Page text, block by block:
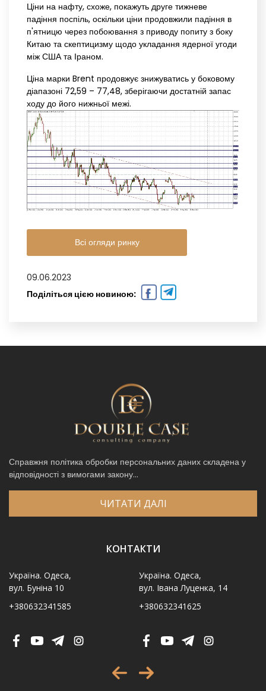
Ціни на нафту, схоже, покажуть друге тижневе
падіння поспіль, оскільки ціни продовжили падіння в
п'ятницю через побоювання з приводу попиту з боку
Китаю та скептицизму щодо укладання ядерної угоди
між США та Іраном.
Ціна марки Brent продовжує знижуватись у боковому
діапазоні 72,59 – 77,48, зберігаючи достатній запас
ходу до його нижньої межі.
Всі огляди ринку
09.06.2023
Поділіться цією новиною:
Справжня політика обробки персональних даних складена у
відповідності з вимогами закону...
ЧИТАТИ ДАЛІ
КОНТАКТИ
Україна. Одеса,
вул. Буніна 10
+380632341585
Україна. Одеса,
вул. Івана Луценка, 14
+380632341625